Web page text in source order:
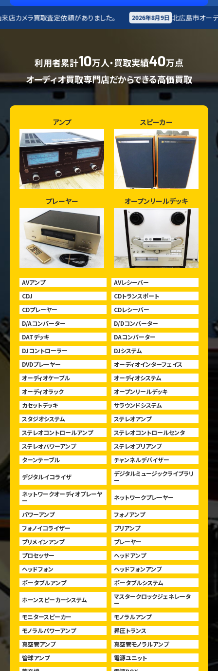
がありました。 2026年8月9日 北広島市 オーディオ買取査定依頼があ
利用者累計10万人・買取実績40万点
オーディオ買取専門店だからできる高価買取
アンプ スピーカー
プレーヤー オープンリールデッキ
AVアンプ
AVレシーバー
CDJ
CDトランスポート
CDプレーヤー
CDレシーバー
D/Aコンバーター
D/Dコンバーター
DATデッキ
DAコンバーター
DJコントローラー
DJシステム
DVDプレーヤー
オーディオインターフェイス
オーディオケーブル
オーディオシステム
オーディオラック
オープンリールデッキ
カセットデッキ
サラウンドシステム
スタジオシステム
ステレオアンプ
ステレオコントロールアンプ
ステレオコントロールセンタ
ステレオパワーアンプ
ステレオプリアンプ
ターンテーブル
チャンネルデバイザー
デジタルイコライザ
デジタルミュージックライブラリ
ー
ネットワークオーディオプレーヤ
ー
ネットワークプレーヤー
パワーアンプ
フォノアンプ
フォノイコライザー
プリアンプ
プリメインアンプ
プレーヤー
プロセッサー
ヘッドアンプ
ヘッドフォン
ヘッドフォンアンプ
ポータブルアンプ
ポータブルシステム
ホーンスピーカーシステム
マスタークロックジェネレータ
ー
モニタースピーカー
モノラルアンプ
モノラルパワーアンプ
昇圧トランス
真空管アンプ
真空管モノラルアンプ
管球アンプ
電源ユニット